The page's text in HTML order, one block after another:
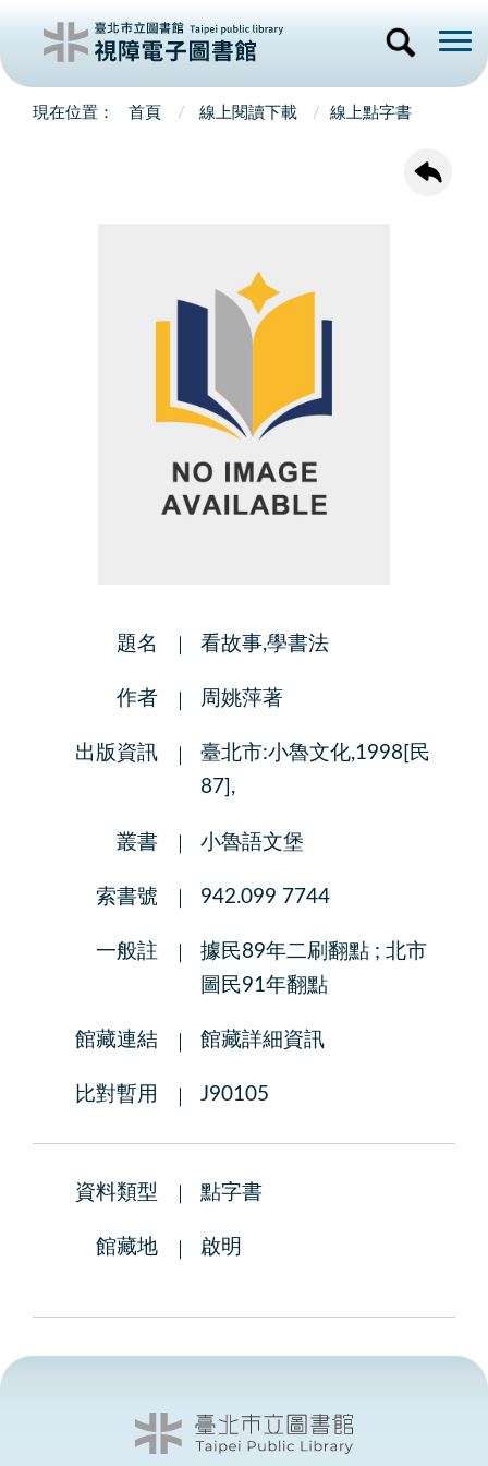
首頁 線上閱讀下載 線上點字書
題名 看故事,學書法
作者 周姚萍著
出版資訊
臺北市:小魯文化,1998[民
87],
叢書 小魯語文堡
索書號 942.099 7744
一般註
據民89年二刷翻點 ; 北市
圖民91年翻點
館藏連結 館藏詳細資訊
比對暫用 J90105
資料類型 點字書
館藏地 啟明